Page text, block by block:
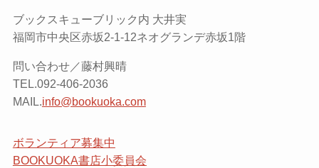
ブックスキューブリック内 大井実
福岡市中央区赤坂2-1-12ネオグランデ赤坂1階
問い合わせ／藤村興晴
TEL.092-406-2036
MAIL.info@bookuoka.com
ボランティア募集中
BOOKUOKA書店小委員会